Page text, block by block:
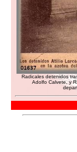
Radicales detenidos
Adolfo Calvete, y